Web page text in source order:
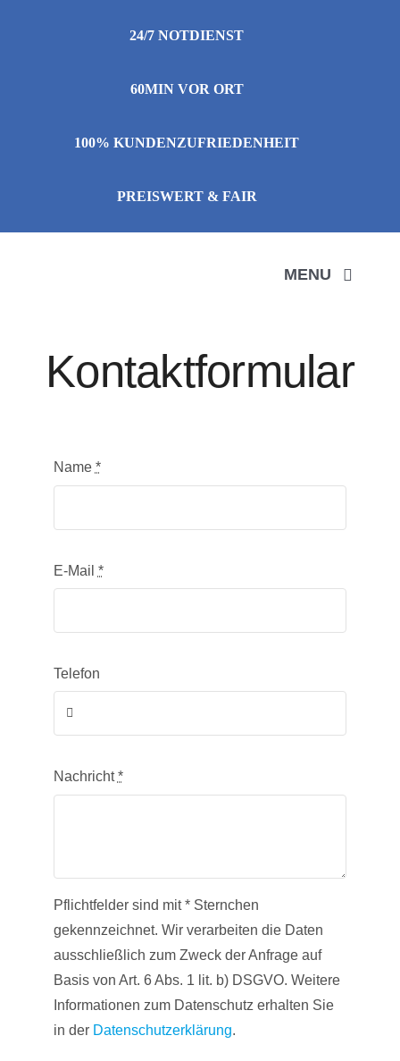
24/7 NOTDIENST
60MIN VOR ORT
100% KUNDENZUFRIEDENHEIT
PREISWERT & FAIR
MENU
Kontaktformular
Name *
E-Mail *
Telefon
Nachricht*
Pflichtfelder sind mit * Sternchen
gekennzeichnet. Wir verarbeiten die Daten
ausschließlich zum Zweck der Anfrage auf
Basis von Art. 6 Abs. 1 lit. b) DSGVO. Weitere
Informationen zum Datenschutz erhalten Sie
in der Datenschutzerklärung.